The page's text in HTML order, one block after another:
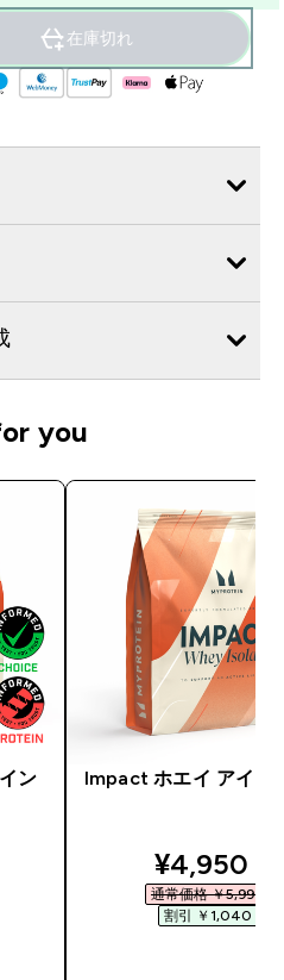
在庫切れ
you
ン
price
Impact ホエイ アイソ
¥4,950‎
通常価格 ￥5,990‎
割引 ￥1,040‎